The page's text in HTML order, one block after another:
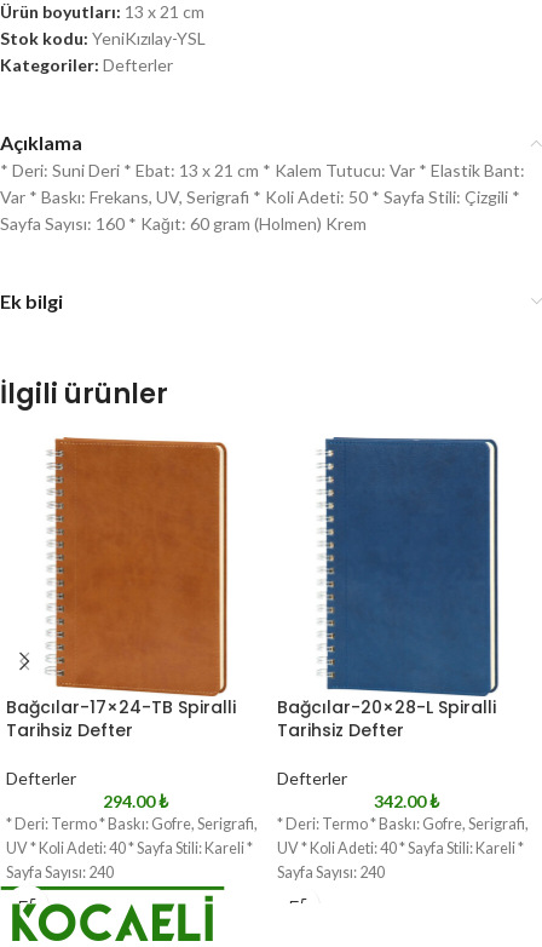
Ürün boyutları: 13 x 21 cm
Stok kodu: YeniKızılay-YSL
Kategoriler: Defterler
Açıklama
* Deri: Suni Deri * Ebat: 13 x 21 cm * Kalem Tutucu: Var * Elastik Bant:
Var * Baskı: Frekans, UV, Serigrafi * Koli Adeti: 50 * Sayfa Stili: Çizgili *
Sayfa Sayısı: 160 * Kağıt: 60 gram (Holmen) Krem
Ek bilgi
İlgili ürünler
Bağcılar-17×24-TB Spiralli
Tarihsiz Defter
Defterler
294.00₺
* Deri: Termo * Baskı: Gofre, Serigrafi,
UV * Koli Adeti: 40 * Sayfa Stili: Kareli *
Sayfa Sayısı: 240
Bağcılar-20×28-L Spiralli
Tarihsiz Defter
Defterler
342.00₺
* Deri: Termo * Baskı: Gofre, Serigrafi,
UV * Koli Adeti: 40 * Sayfa Stili: Kareli *
Sayfa Sayısı: 240